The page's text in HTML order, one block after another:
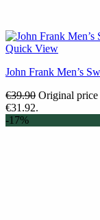
Quick View
John Frank Men’s
€39.90 Original price
€31.92.
-17%